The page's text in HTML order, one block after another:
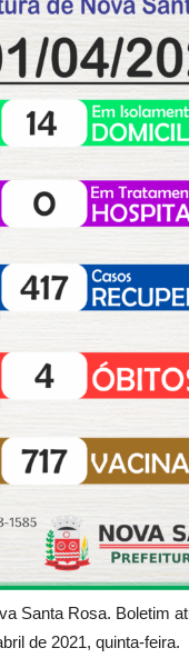
Santa Rosa. Boletim
de 2021, quinta-feira.